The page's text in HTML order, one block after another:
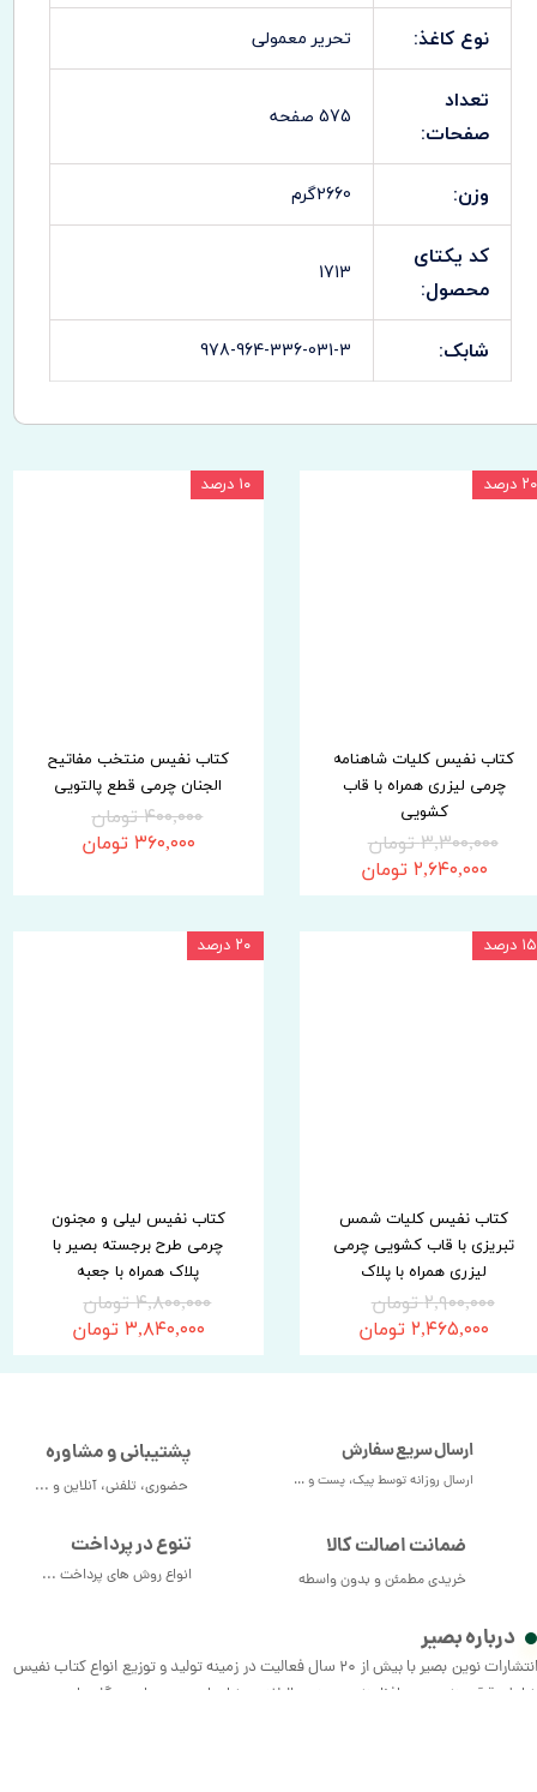
نوع کاغذ: تحریر معمولی
تعداد
صفحات:
575 صفحه
وزن: 2660گرم
کد یکتای
محصول:
1713
شابک: 978-964-336-031-3
کتاب نفیس کلیات شاهنامه
چرمی لیزری همراه با قاب
کشویی
۳,۳۰۰,۰۰۰ تومان
۲,۶۴۰,۰۰۰ تومان
۲۰ درصد
کتاب نفیس منتخب مفاتیح
الجنان چرمی قطع پالتویی
۴۰۰,۰۰۰ تومان
۳۶۰,۰۰۰ تومان
۱۰ درصد
کتاب نفیس کلیات شمس
تبریزی با قاب کشویی چرمی
لیزری همراه با پلاک
۲,۹۰۰,۰۰۰ تومان
۲,۴۶۵,۰۰۰ تومان
۱۵ درصد
کتاب نفیس لیلی و مجنون
چرمی طرح برجسته بصیر با
پلاک همراه با جعبه
۴,۸۰۰,۰۰۰ تومان
۳,۸۴۰,۰۰۰ تومان
۲۰ درصد
درباره بصیر
انتشارات نوین بصیر با بیش از 20 سال فعالیت در زمینه تولید و توزیع انواع کتاب نفیس
شامل قرآن نفیس، حافظ نفیس، نهج البلاغه، شاهنامه، بوستان و گلستان سعدی،
ارسال سریع سفارش
ارسال روزانه توسط پیک، پست و ...
تنوع در پرداخت
انواع روش های پرداخت ...
پشتیبانی و مشاوره
حضوری، تلفنی، آنلاین و ...
ضمانت اصالت کالا
خریدی مطمئن و بدون واسطه